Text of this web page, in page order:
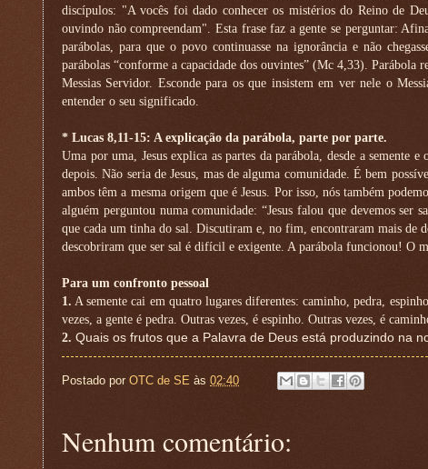
discípulos: "A vocês foi dado conhecer os mistérios do Reino de
ouvindo não compreendam". Esta frase faz a gente se perguntar:
parábolas, para que o povo continuasse na ignorância e não
parábolas “conforme a capacidade dos ouvintes” (Mc 4,33). Parábola
Messias Servidor. Esconde para os que insistem em ver nele o
entender o seu significado.
* Lucas 8,11-15: A explicação da parábola, parte por parte.
Uma por uma, Jesus explica as partes da parábola, desde a semente
depois. Não seria de Jesus, mas de alguma comunidade. É bem
ambos têm a mesma origem que é Jesus. Por isso, nós também
alguém perguntou numa comunidade: “Jesus falou que devemos ser
que cada um tinha do sal. Discutiram e, no fim, encontraram mais
descobriram que ser sal é difícil e exigente. A parábola funcionou! O
Para um confronto pessoal
1. A semente cai em quatro lugares diferentes: caminho, pedra,
vezes, a gente é pedra. Outras vezes, é espinho. Outras vezes, é
2. Quais os frutos que a Palavra de Deus está produzindo na
Postado por OTC de SE às 02:40
Nenhum comentário: